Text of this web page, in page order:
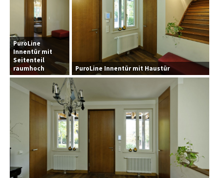
PuroLine
Innentür mit
Seitenteil
raumhoch
PuroLine Innentür mit Haustür